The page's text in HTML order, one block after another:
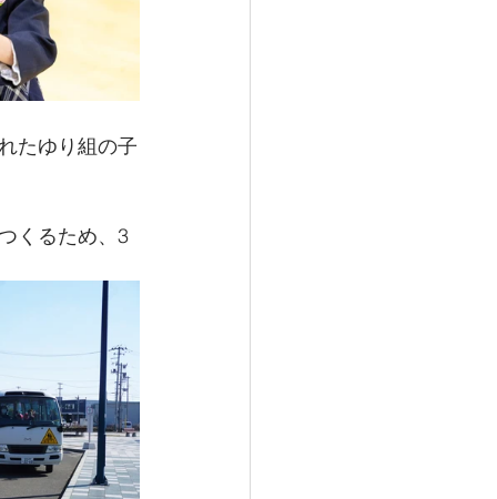
たゆり組の子
くるため、3